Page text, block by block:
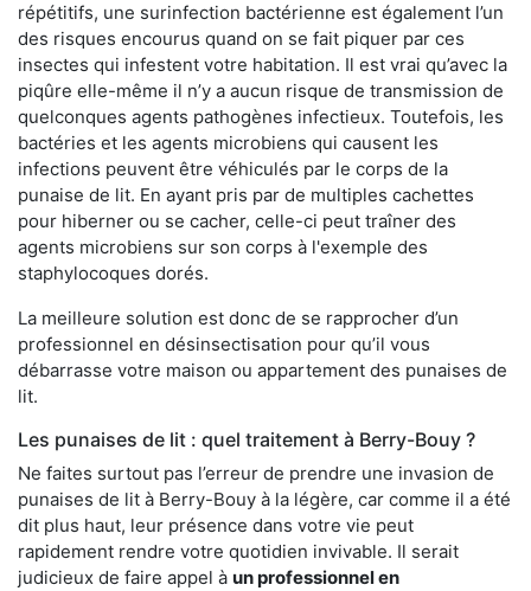
répétitifs, une surinfection bactérienne est également l’un
des risques encourus quand on se fait piquer par ces
insectes qui infestent votre habitation. Il est vrai qu’avec la
piqûre elle-même il n’y a aucun risque de transmission de
quelconques agents pathogènes infectieux. Toutefois, les
bactéries et les agents microbiens qui causent les
infections peuvent être véhiculés par le corps de la
punaise de lit. En ayant pris par de multiples cachettes
pour hiberner ou se cacher, celle-ci peut traîner des
agents microbiens sur son corps à l'exemple des
staphylocoques dorés.
La meilleure solution est donc de se rapprocher d’un
professionnel en désinsectisation pour qu’il vous
débarrasse votre maison ou appartement des punaises de
lit.
Les punaises de lit : quel traitement à Berry-Bouy ?
Ne faites surtout pas l’erreur de prendre une invasion de
punaises de lit à Berry-Bouy à la légère, car comme il a été
dit plus haut, leur présence dans votre vie peut
rapidement rendre votre quotidien invivable. Il serait
judicieux de faire appel à un professionnel en